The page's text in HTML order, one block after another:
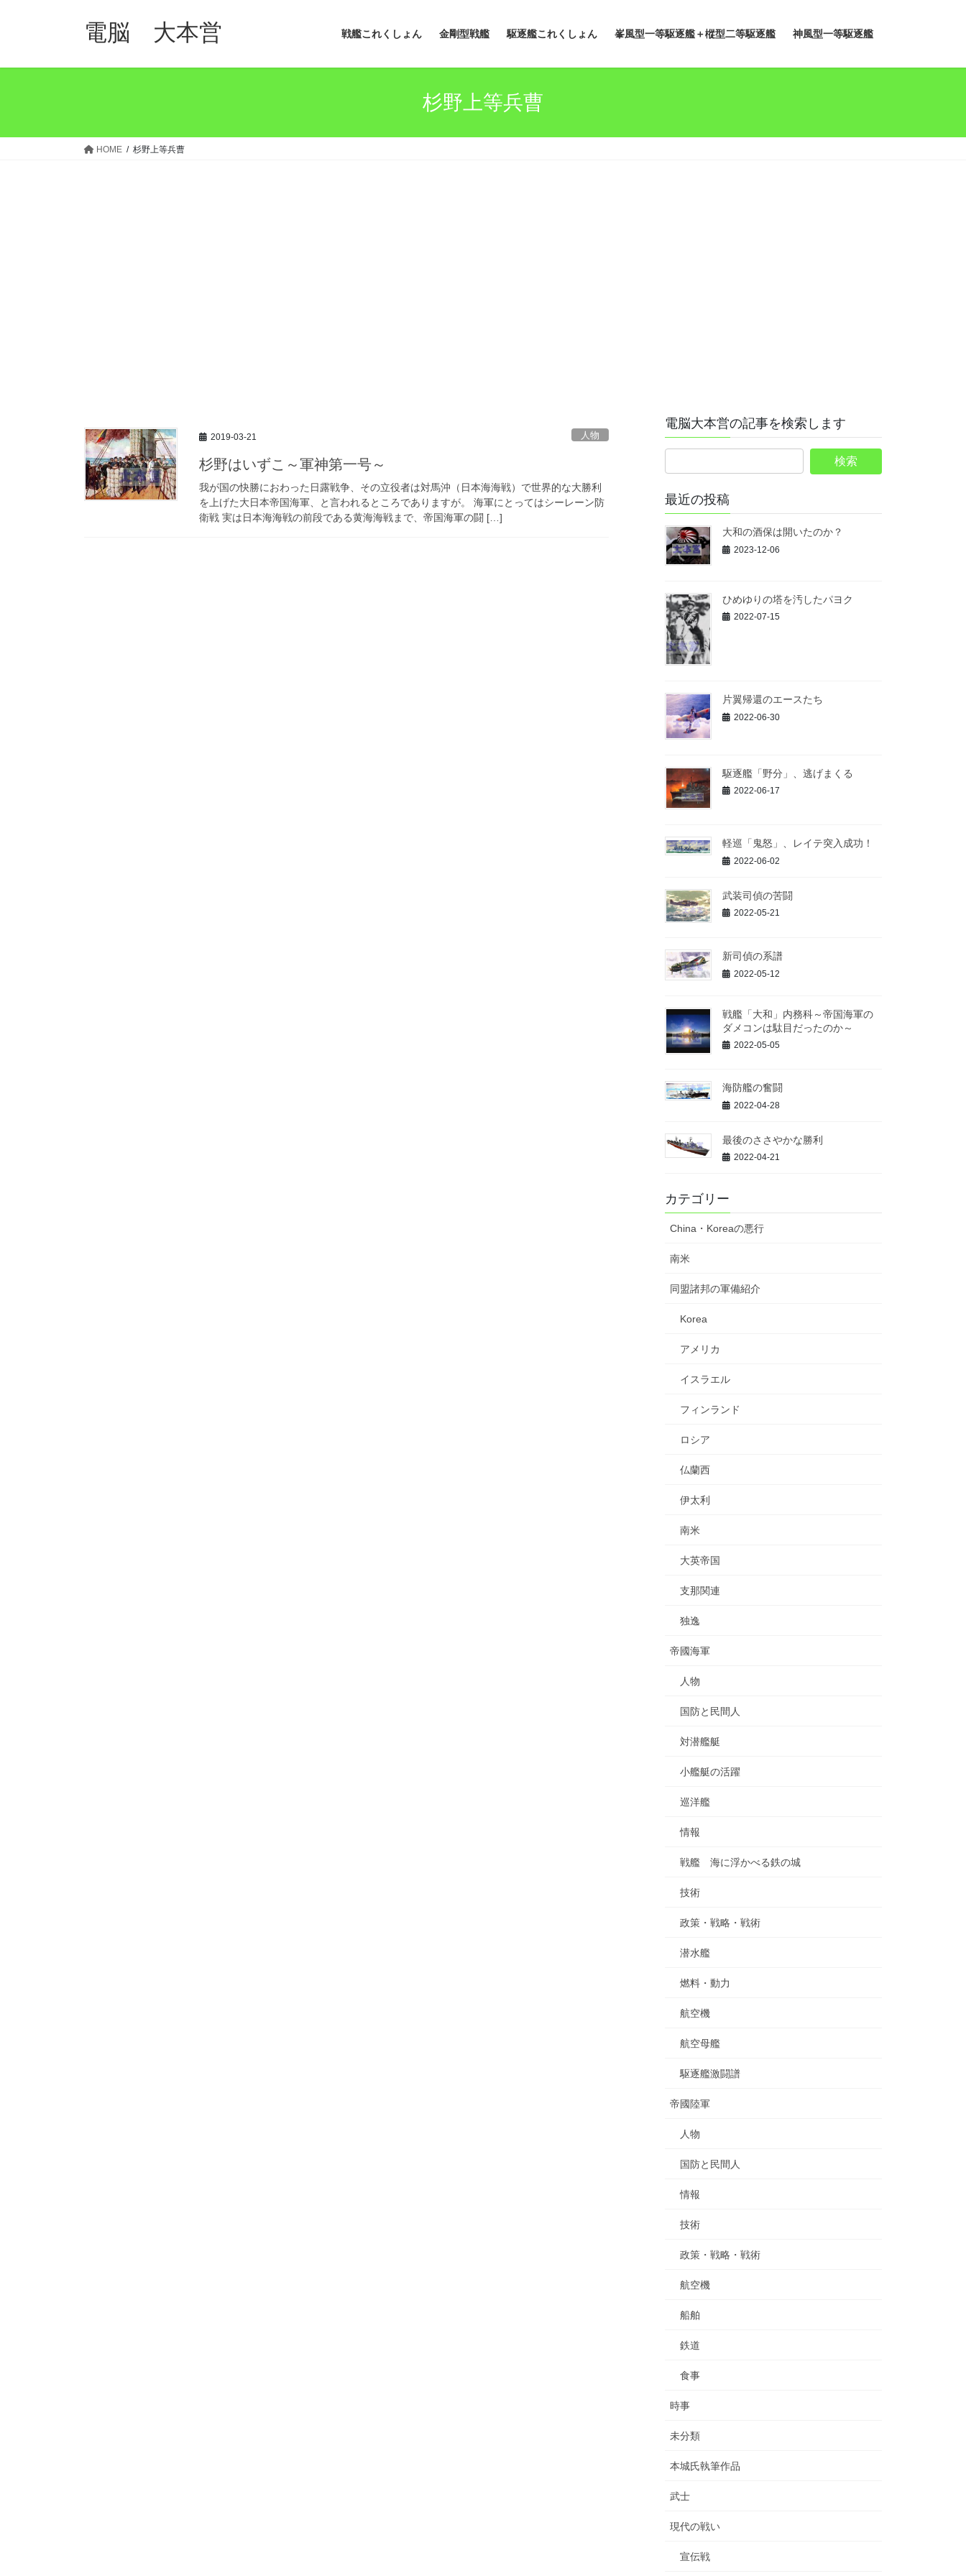
電脳 大本営 戦艦これくしょん 金剛型戦艦 駆逐艦これくしょん 峯風型一等駆逐艦＋樅型二等駆逐艦 神風型一等駆逐艦
杉野上等兵曹
HOME 杉野上等兵曹
2019-03-21 人物
杉野はいずこ～軍神第一号～
我が国の快勝におわった日露戦争、その立役者は対馬沖（日本海海戦）で世界的な大勝利
を上げた大日本帝国海軍、と言われるところでありますが。 海軍にとってはシーレーン防
衛戦 実は日本海海戦の前段である黄海海戦まで、帝国海軍の闘 […]
電脳大本営の記事を検索します
最近の投稿
大和の酒保は開いたのか？
2023-12-06
ひめゆりの塔を汚したパヨク
2022-07-15
片翼帰還のエースたち
2022-06-30
駆逐艦「野分」、逃げまくる
2022-06-17
軽巡「鬼怒」、レイテ突入成功！
2022-06-02
武装司偵の苦闘
2022-05-21
新司偵の系譜
2022-05-12
戦艦「大和」内務科～帝国海軍の
ダメコンは駄目だったのか～
2022-05-05
海防艦の奮闘
2022-04-28
最後のささやかな勝利
2022-04-21
カテゴリー
China・Koreaの悪行
南米
同盟諸邦の軍備紹介
Korea
アメリカ
イスラエル
フィンランド
ロシア
仏蘭西
伊太利
南米
大英帝国
支那関連
独逸
帝國海軍
人物
国防と民間人
対潜艦艇
小艦艇の活躍
巡洋艦
情報
戦艦 海に浮かべる鉄の城
技術
政策・戦略・戦術
潜水艦
燃料・動力
航空機
航空母艦
駆逐艦激闘譜
帝國陸軍
人物
国防と民間人
情報
技術
政策・戦略・戦術
航空機
船舶
鉄道
食事
時事
未分類
本城氏執筆作品
武士
現代の戦い
宣伝戦